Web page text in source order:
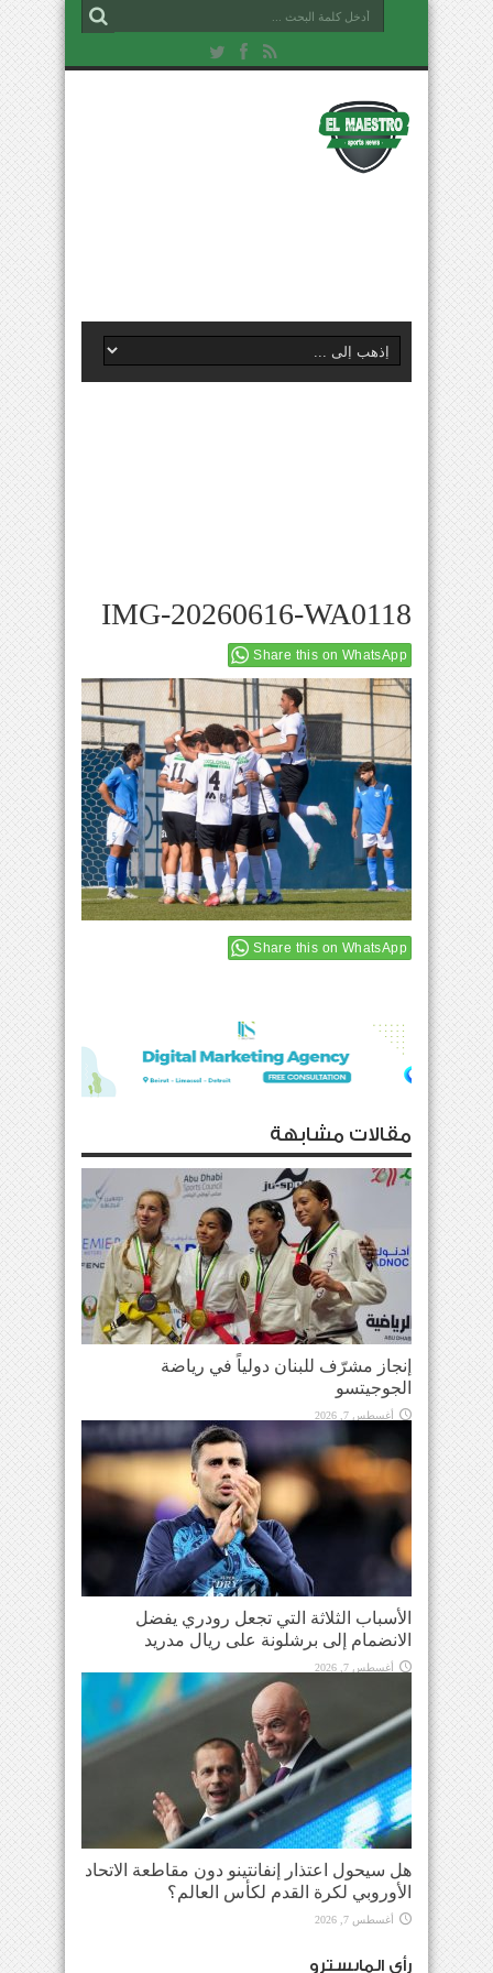
IMG-20260616-WA0118
Share this on WhatsApp
Share this on WhatsApp
مقالات مشابهة
إنجاز مشرّف للبنان دولياً في رياضة
الجوجيتسو
أغسطس 7, 2026
الأسباب الثلاثة التي تجعل رودري يفضل
الانضمام إلى برشلونة على ريال مدريد
أغسطس 7, 2026
هل سيحول اعتذار إنفانتينو دون مقاطعة الاتحاد
الأوروبي لكرة القدم لكأس العالم؟
أغسطس 7, 2026
رأي المايسترو